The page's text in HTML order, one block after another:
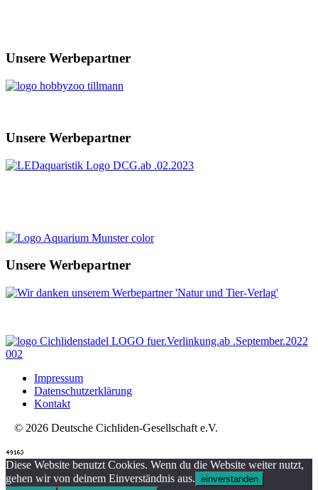
Unsere Werbepartner
Unsere Werbepartner
Unsere Werbepartner
Impressum
Datenschutzerklärung
Kontakt
© 2026 Deutsche Cichliden-Gesellschaft e.V.
Diese Website benutzt Cookies. Wenn du die Website weiter nutzt,
gehen wir von deinem Einverständnis aus. einverstanden